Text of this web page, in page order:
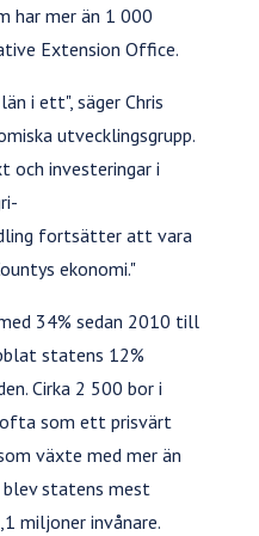
har mer än 1 000
Extension Office.
i ett", säger Chris
utvecklingsgrupp.
och investeringar i
fortsätter att vara
ekonomi."
34% sedan 2010 till
statens 12%
Cirka 2 500 bor i
ofta som ett prisvärt
växte med mer än
blev statens mest
miljoner invånare.